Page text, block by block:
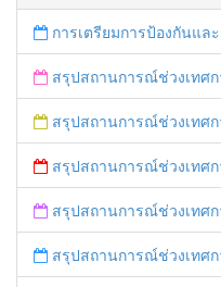
การเตรียมการป้องกันและ
สรุปสถานการณ์ช่วงเทศกาลปี
สรุปสถานการณ์ช่วงเทศกาลปี
สรุปสถานการณ์ช่วงเทศกาลปี
สรุปสถานการณ์ช่วงเทศกาลปี
สรุปสถานการณ์ช่วงเทศกาลปี